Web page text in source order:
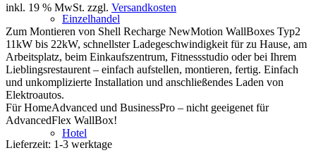
Einzelhandel
Hotel
inkl. 19 % MwSt. zzgl. Versandkosten
Zum Montieren von Shell Recharge NewMotion WallBoxes Typ2
11kW bis 22kW, schnellster Ladegeschwindigkeit für zu Hause, am
Arbeitsplatz, beim Einkaufszentrum, Fitnessstudio oder bei Ihrem
Lieblingsrestaurent – einfach aufstellen, montieren, fertig. Einfach
und unkomplizierte Installation und anschließendes Laden von
Elektroautos.
Für HomeAdvanced und BusinessPro – nicht geeigenet für
AdvancedFlex WallBox!
Lieferzeit: 1-3 werktage